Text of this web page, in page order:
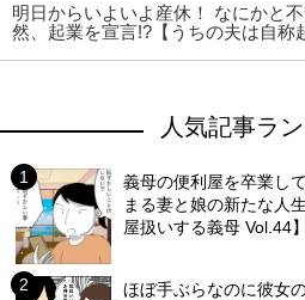
明日からいよいよ産休！ なにかと
然、起業を宣言!?【うちの夫は自称
人気記事ラ
義母の便利屋を卒業し
まる妻と娘の新たな人
屋扱いする義母 Vol.44】
ほぼ手ぶらなのに彼女